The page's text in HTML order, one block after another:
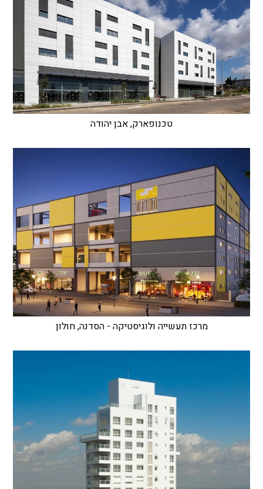
טכנופארק, אבן יהודה
מרכז תעשייה ולוגיסטיקה - הסדנה, חולון